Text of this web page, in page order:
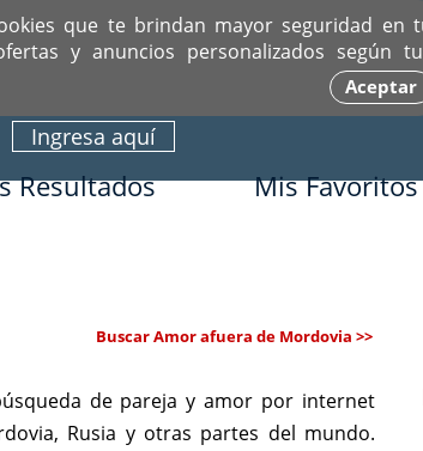
que te brindan mayor seguridad en
y anuncios personalizados según
Aceptar
COMO TÚ
Ingresa aquí
Resultados Mis Favoritos
Buscar Amor afuera de Mordovia >>
de pareja y amor por internet
Rusia y otras partes del mundo.